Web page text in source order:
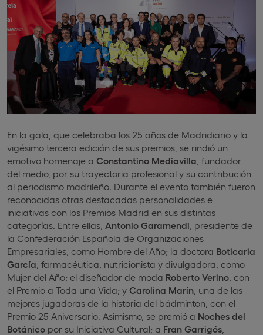
En la gala, que celebraba los 25 años de Madridiario y la
vigésimo tercera edición de sus premios, se rindió un
emotivo homenaje a Constantino Mediavilla , fundador
del medio, por su trayectoria profesional y su contribución
al periodismo madrileño. Durante el evento también fueron
reconocidas otras destacadas personalidades e
iniciativas con los Premios Madrid en sus distintas
categorías. Entre ellas, Antonio Garamendi , presidente de
la Confederación Española de Organizaciones
Empresariales, como Hombre del Año; la doctora Boticaria
García , farmacéutica, nutricionista y divulgadora, como
Mujer del Año; el diseñador de moda Roberto Verino , con
el Premio a Toda una Vida; y Carolina Marín , una de las
mejores jugadoras de la historia del bádminton, con el
Premio 25 Aniversario. Asimismo, se premió a Noches del
Botánico por su Iniciativa Cultural; a Fran Garrigós